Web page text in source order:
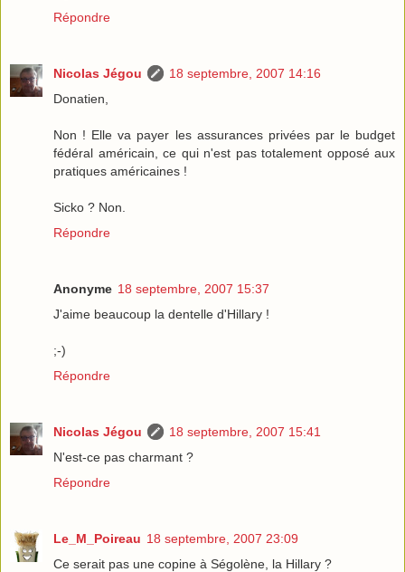
Répondre
Nicolas Jégou
18 septembre, 2007 14:16
Donatien,
Non ! Elle va payer les assurances privées par le budget
fédéral américain, ce qui n'est pas totalement opposé aux
pratiques américaines !
Sicko ? Non.
Répondre
Anonyme 18 septembre, 2007 15:37
J'aime beaucoup la dentelle d'Hillary !
;-)
Répondre
Nicolas Jégou
18 septembre, 2007 15:41
N'est-ce pas charmant ?
Répondre
Le_M_Poireau 18 septembre, 2007 23:09
Ce serait pas une copine à Ségolène, la Hillary ?